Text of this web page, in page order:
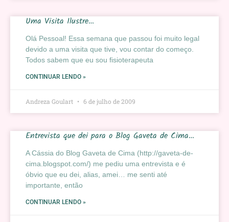
Uma Visita Ilustre…
Olá Pessoal! Essa semana que passou foi muito legal
devido a uma visita que tive, vou contar do começo.
Todos sabem que eu sou fisioterapeuta
CONTINUAR LENDO »
Andreza Goulart 6 de julho de 2009
Entrevista que dei para o Blog Gaveta de Cima…
A Cássia do Blog Gaveta de Cima (http://gaveta-de-
cima.blogspot.com/) me pediu uma entrevista e é
óbvio que eu dei, alias, amei… me senti até
importante, então
CONTINUAR LENDO »